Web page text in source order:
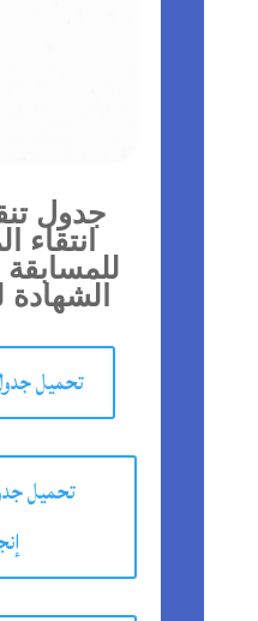
جدول
انتقاء
الشهادة
تحميل
تحميل